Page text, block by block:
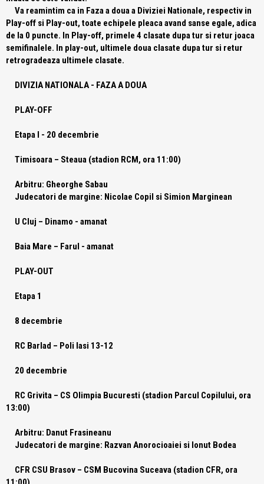
Va reamintim ca in Faza a doua a Diviziei Nationale, respectiv in
Play-off si Play-out, toate echipele pleaca avand sanse egale, adica
de la 0 puncte. In Play-off, primele 4 clasate dupa tur si retur joaca
semifinalele. In play-out, ultimele doua clasate dupa tur si retur
retrogradeaza ultimele clasate.
DIVIZIA NATIONALA - FAZA A DOUA
PLAY-OFF
Etapa I - 20 decembrie
Timisoara – Steaua (stadion RCM, ora 11:00)
Arbitru: Gheorghe Sabau
Judecatori de margine: Nicolae Copil si Simion Marginean
U Cluj – Dinamo - amanat
Baia Mare – Farul - amanat
PLAY-OUT
Etapa 1
8 decembrie
RC Barlad – Poli Iasi 13-12
20 decembrie
RC Grivita – CS Olimpia Bucuresti (stadion Parcul Copilului, ora
13:00)
Arbitru: Danut Frasineanu
Judecatori de margine: Razvan Anorocioaiei si Ionut Bodea
CFR CSU Brasov – CSM Bucovina Suceava (stadion CFR, ora